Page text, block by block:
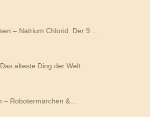
– Natrium Chlorid. Der 9.…
älteste Ding der Welt…
– Robotermärchen &…